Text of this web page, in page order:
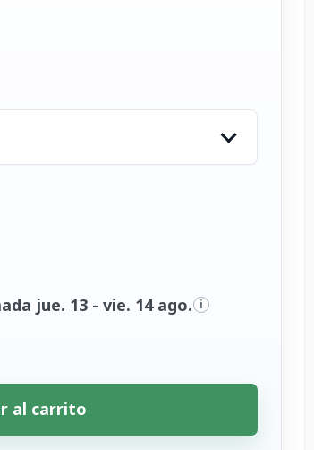
jue. 13 - vie. 14 ago. i
al carrito